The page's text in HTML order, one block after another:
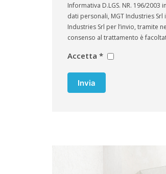
Informativa D.LGS. NR. 196/2003 in materia di
dati personali, MGT Industries
Industries Srl per l’invio, tramite
consenso al trattamento è
Accetta *
Invia